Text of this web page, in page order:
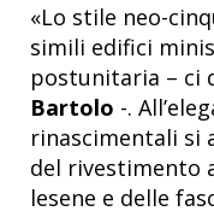
«Lo stile neo-
simili edifici
postunitaria – ci
Bartolo -.
rinascimentali si
del rivestimento
lesene e delle